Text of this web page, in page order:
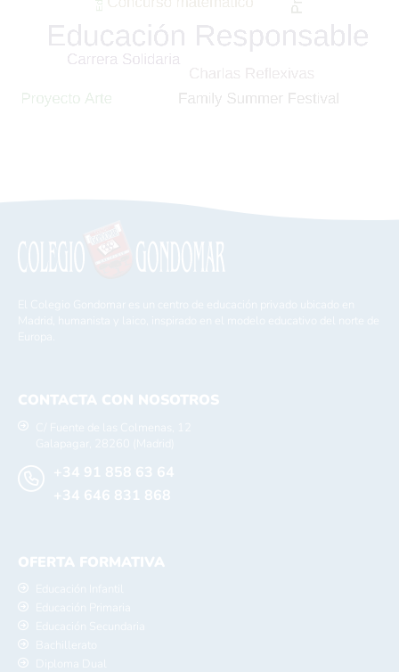
El Colegio Gondomar es un centro de educación privado ubicado en
Madrid, humanista y laico, inspirado en el modelo educativo del norte de
Europa.
CONTACTA CON NOSOTROS
C/ Fuente de las Colmenas, 12
Galapagar, 28260 (Madrid)
+34 91 858 63 64
+34 646 831 868
OFERTA FORMATIVA
Educación Infantil
Educación Primaria
Educación Secundaria
Bachillerato
Diploma Dual